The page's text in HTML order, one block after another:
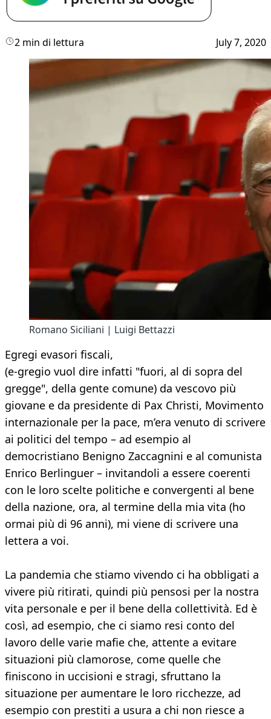
2 min di lettura July 7, 2020
Romano Siciliani | Luigi Bettazzi
Egregi evasori fiscali,
(e-gregio vuol dire infatti "fuori, al di sopra del
gregge", della gente comune) da vescovo più
giovane e da presidente di Pax Christi, Movimento
internazionale per la pace, m’era venuto di scrivere
ai politici del tempo – ad esempio al
democristiano Benigno Zaccagnini e al comunista
Enrico Berlinguer – invitandoli a essere coerenti
con le loro scelte politiche e convergenti al bene
della nazione, ora, al termine della mia vita (ho
ormai più di 96 anni), mi viene di scrivere una
lettera a voi.
La pandemia che stiamo vivendo ci ha obbligati a
vivere più ritirati, quindi più pensosi per la nostra
vita personale e per il bene della collettività. Ed è
così, ad esempio, che ci siamo resi conto del
lavoro delle varie mafie che, attente a evitare
situazioni più clamorose, come quelle che
finiscono in uccisioni e stragi, sfruttano la
situazione per aumentare le loro ricchezze, ad
esempio con prestiti a usura a chi non riesce a